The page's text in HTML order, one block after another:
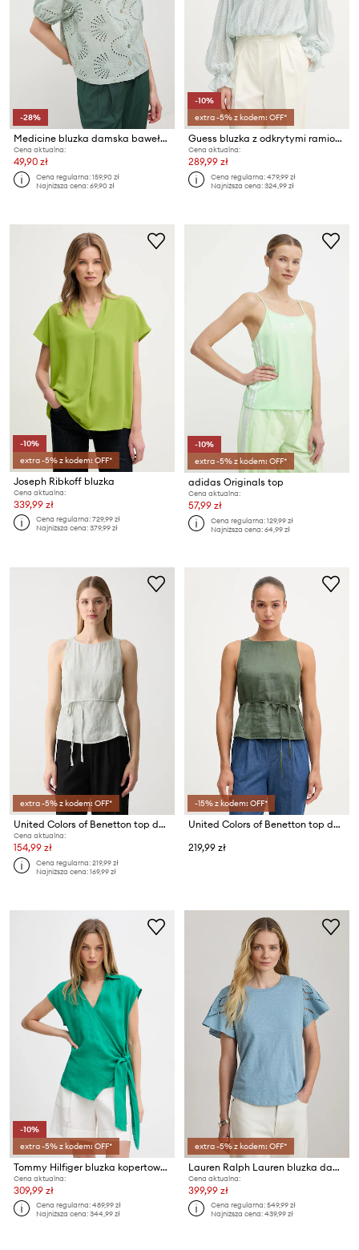
-28%
Medicine bluzka damska bawełniana
Cena aktualna:
49,90 zł
Cena regularna:159,90 zł
Najniższa cena:69,90 zł
-10%
extra -5% z kodem: OFF*
Guess bluzka z odkrytymi ramionami damska EMILIA
Cena aktualna:
289,99 zł
Cena regularna:479,99 zł
Najniższa cena:324,99 zł
-10%
extra -5% z kodem: OFF*
Joseph Ribkoff bluzka
Cena aktualna:
339,99 zł
Cena regularna:729,99 zł
Najniższa cena:379,99 zł
-10%
extra -5% z kodem: OFF*
adidas Originals top
Cena aktualna:
57,99 zł
Cena regularna:129,99 zł
Najniższa cena:64,99 zł
extra -5% z kodem: OFF*
United Colors of Benetton top damski lniany
Cena aktualna:
154,99 zł
Cena regularna:219,99 zł
Najniższa cena:169,99 zł
-15% z kodem: OFF*
United Colors of Benetton top damski lniany
219,99 zł
-10%
extra -5% z kodem: OFF*
Tommy Hilfiger bluzka kopertowa damska lniana
Cena aktualna:
309,99 zł
Cena regularna:489,99 zł
Najniższa cena:344,99 zł
extra -5% z kodem: OFF*
Lauren Ralph Lauren bluzka damska bawełniana
Cena aktualna:
399,99 zł
Cena regularna:549,99 zł
Najniższa cena:439,99 zł